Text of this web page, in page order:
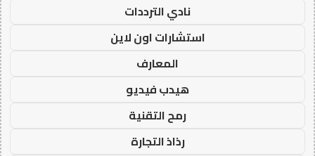
نادي الترددات
استشارات اون لاين
المعارف
هيدب فيديو
رمح التقنية
رذاذ التجارة